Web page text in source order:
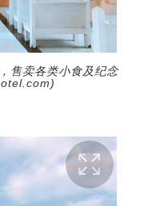
售卖各类小食及纪念